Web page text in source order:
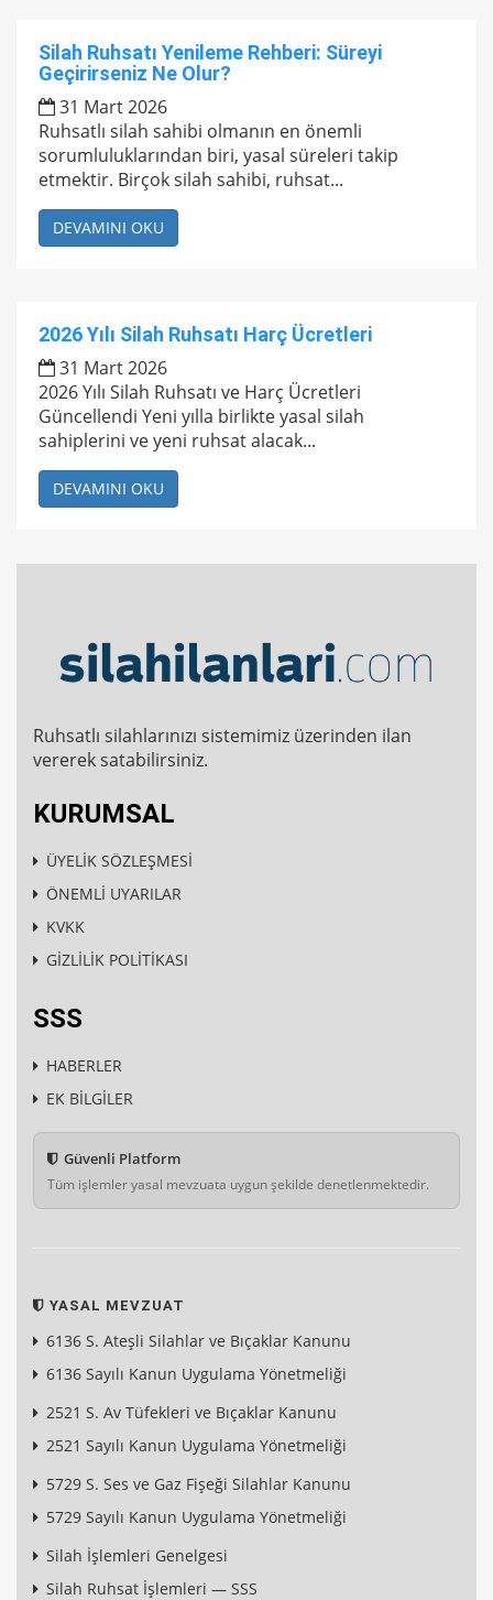
Silah Ruhsatı Yenileme Rehberi: Süreyi
Geçirirseniz Ne Olur?
31 Mart 2026
Ruhsatlı silah sahibi olmanın en önemli
sorumluluklarından biri, yasal süreleri takip
etmektir. Birçok silah sahibi, ruhsat...
DEVAMINI OKU
2026 Yılı Silah Ruhsatı Harç Ücretleri
31 Mart 2026
2026 Yılı Silah Ruhsatı ve Harç Ücretleri
Güncellendi Yeni yılla birlikte yasal silah
sahiplerini ve yeni ruhsat alacak...
DEVAMINI OKU
Ruhsatlı silahlarınızı sistemimiz üzerinden ilan
vererek satabilirsiniz.
KURUMSAL
ÜYELİK SÖZLEŞMESİ
ÖNEMLİ UYARILAR
KVKK
GİZLİLİK POLİTİKASI
SSS
HABERLER
EK BİLGİLER
Güvenli Platform
Tüm işlemler yasal mevzuata uygun şekilde denetlenmektedir.
YASAL MEVZUAT
6136 S. Ateşli Silahlar ve Bıçaklar Kanunu
6136 Sayılı Kanun Uygulama Yönetmeliği
2521 S. Av Tüfekleri ve Bıçaklar Kanunu
2521 Sayılı Kanun Uygulama Yönetmeliği
5729 S. Ses ve Gaz Fişeği Silahlar Kanunu
5729 Sayılı Kanun Uygulama Yönetmeliği
Silah İşlemleri Genelgesi
Silah Ruhsat İşlemleri — SSS